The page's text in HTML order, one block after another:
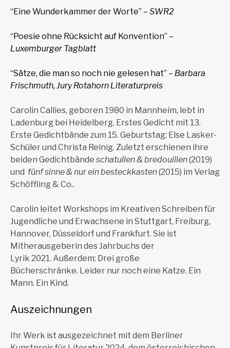
“Eine Wunderkammer der Worte” – SWR2
“Poesie ohne Rücksicht auf Konvention” –
Luxemburger Tagblatt
“Sätze, die man so noch nie gelesen hat” – Barbara
Frischmuth, Jury Rotahorn Literaturpreis
Carolin Callies, geboren 1980 in Mannheim, lebt in
Ladenburg bei Heidelberg. Erstes Gedicht mit 13.
Erste Gedichtbände zum 15. Geburtstag: Else Lasker-
Schüler und Christa Reinig. Zuletzt erschienen ihre
beiden Gedichtbände schatullen & bredouillen(2019)
und fünf sinne & nur ein besteckkasten(2015) im Verlag
Schöffling & Co..
Carolin leitet Workshops im Kreativen Schreiben für
Jugendliche und Erwachsene in Stuttgart, Freiburg,
Hannover, Düsseldorf und Frankfurt. Sie ist
Mitherausgeberin desJahrbuchs der
Lyrik 2021. Außerdem: Drei große
Bücherschränke. Leider nur noch eine Katze. Ein
Mann. Ein Kind.
Auszeichnungen
Ihr Werk ist ausgezeichnet mit dem Berliner